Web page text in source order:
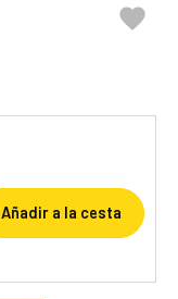

Añadir a la cesta